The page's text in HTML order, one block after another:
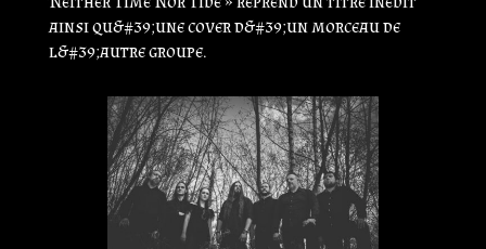
ainsi qu&#39;une cover d&#39;un morceau de
l&#39;autre groupe.